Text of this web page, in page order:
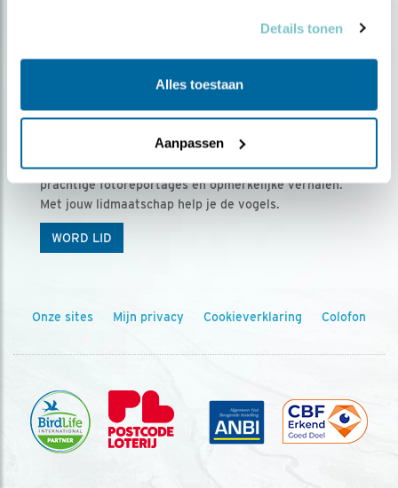
Details tonen
Alles toestaan
Aanpassen
Ontvang 5 x Vogels voor € 36,00 per jaar
Vogels is het tijdschrift voor onze leden, met
prachtige fotoreportages en opmerkelijke verhalen.
Met jouw lidmaatschap help je de vogels.
WORD LID
Onze sites Mijn privacy Cookieverklaring Colofon